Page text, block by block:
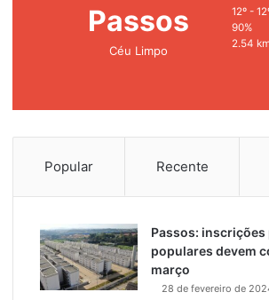
Passos
Céu Limpo
12º -
90%
2.54
Popular Recente
Passos: inscrições
populares devem
março
28 de fevereiro de